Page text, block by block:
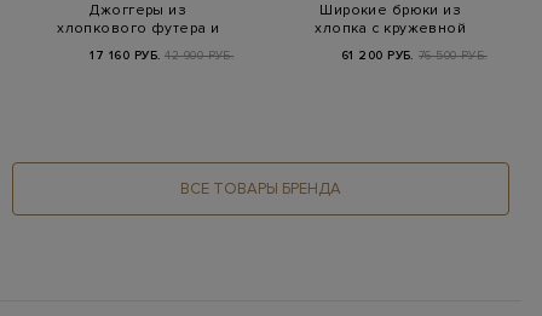
Джоггеры из
хлопкового футера и
фактурного букле с
наш…
17 160 РУБ. 42 900 РУБ.
Широкие брюки из
хлопка с кружевной
вышивкой и кулиско…
61 200 РУБ. 76 500 РУБ.
ВСЕ ТОВАРЫ БРЕНДА